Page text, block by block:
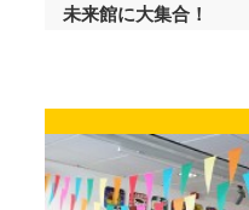
未来館に大集合！